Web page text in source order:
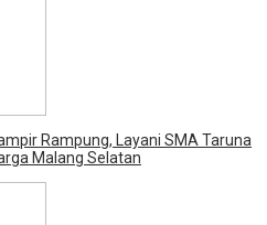
Rampung, Layani SMA Taruna
Malang Selatan